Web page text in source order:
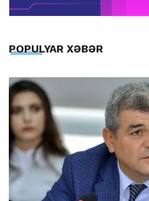
POPULYAR XƏBƏR